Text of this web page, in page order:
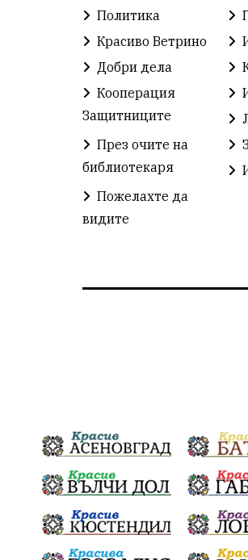
Политика
Красиво Ветрино
Добри дела
Кооперация
Защитниците
През очите на
библиотекаря
Пожелахте да
видите